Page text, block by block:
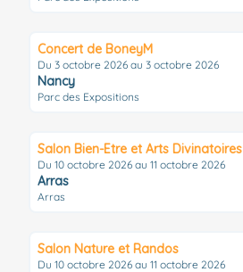
Concert de BoneyM
Du 3 octobre 2026 au 3 octobre 2026
Nancy
Parc des Expositions
Salon Bien-Etre et Arts Divinatoires
Du 10 octobre 2026 au 11 octobre 2026
Arras
Arras
Salon Nature et Randos
Du 10 octobre 2026 au 11 octobre 2026